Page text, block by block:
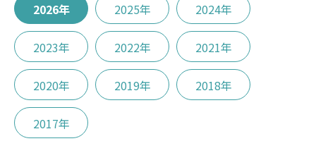
2026年 2025年 2024年
2023年 2022年 2021年
2020年 2019年 2018年
2017年